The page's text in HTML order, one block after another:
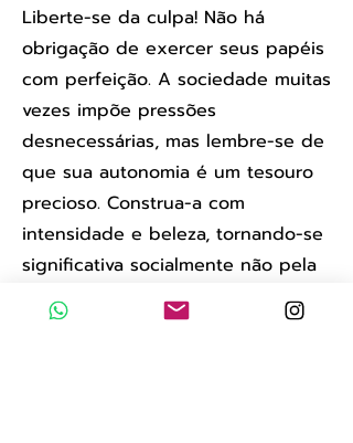
Liberte-se da culpa! Não há
obrigação de exercer seus papéis
com perfeição. A sociedade muitas
vezes impõe pressões
desnecessárias, mas lembre-se de
que sua autonomia é um tesouro
precioso. Construa-a com
intensidade e beleza, tornando-se
significativa socialmente não pela
conformidade, mas pela
autenticidade.